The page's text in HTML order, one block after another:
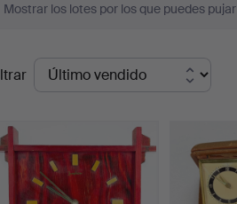
Mostrar los lotes por los que puedes pujar
Precios
remate